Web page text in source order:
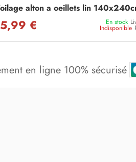
alton a oeillets lin
€ En stock
Indisponible
en ligne 100% sécurisé